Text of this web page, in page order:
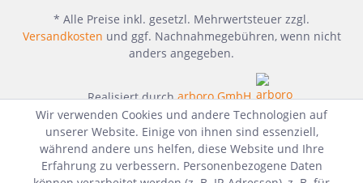
* Alle Preise inkl. gesetzl. Mehrwertsteuer zzgl.
Versandkosten und ggf. Nachnahmegebühren, wenn nicht
anders angegeben.
Realisiert durcharboro GmbH
Wir verwenden Cookies und andere Technologien auf
unserer Website. Einige von ihnen sind essenziell,
während andere uns helfen, diese Website und Ihre
Erfahrung zu verbessern. Personenbezogene Daten